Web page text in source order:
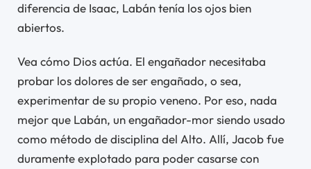
diferencia de Isaac, Labán tenía los ojos bien
abiertos.
Vea cómo Dios actúa. El engañador necesitaba
probar los dolores de ser engañado, o sea,
experimentar de su propio veneno. Por eso, nada
mejor que Labán, un engañador-mor siendo usado
como método de disciplina del Alto. Allí, Jacob fue
duramente explotado para poder casarse con